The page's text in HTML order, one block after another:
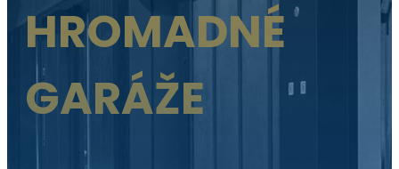
HROMADNÉ
GARÁŽE